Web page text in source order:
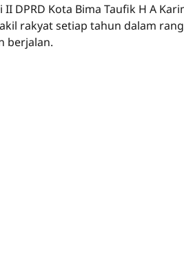
DPRD Kota Bima Taufik H A
rakyat setiap tahun dalam
berjalan.